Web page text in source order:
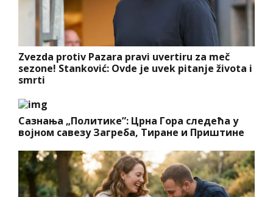
Zvezda protiv Pazara pravi uvertiru za meč
sezone! Stanković: Ovde je uvek pitanje života i
smrti
Сазнања „Политике”: Црна Гора следећа у
војном савезу Загреба, Тиране и Приштине